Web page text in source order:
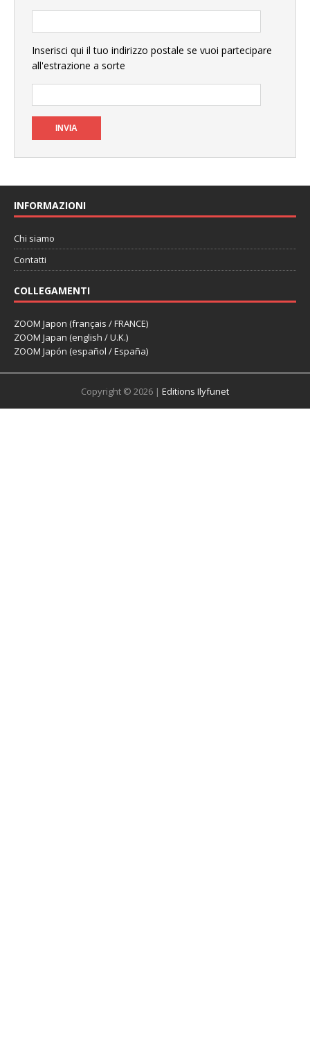
Inserisci qui il tuo indirizzo postale se vuoi partecipare
all'estrazione a sorte
INFORMAZIONI
Chi siamo
Contatti
COLLEGAMENTI
ZOOM Japon (français / FRANCE)
ZOOM Japan (english / U.K.)
ZOOM Japón (español / España)
Copyright © 2026 | Editions Ilyfunet